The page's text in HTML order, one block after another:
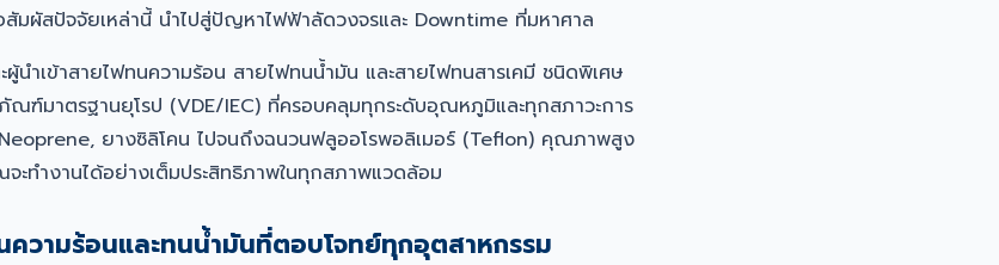
มผัสปัจจัยเหล่านี้ นำไปสู่ปัญหาไฟฟ้าลัดวงจรและ Downtime ที่มหาศาล
นำเข้าสายไฟทนความร้อน สายไฟทนน้ำมัน และสายไฟทนสารเคมี ชนิดพิเศษ
ณฑ์มาตรฐานยุโรป (VDE/IEC) ที่ครอบคลุมทุกระดับอุณหภูมิและทุกสภาวะการ
ยางซิลิโคน ไปจนถึงฉนวนฟลูออโรพอลิเมอร์ (Teflon) คุณภาพสูง
จะทำงานได้อย่างเต็มประสิทธิภาพในทุกสภาพแวดล้อม
นความร้อนและทนน้ำมันที่ตอบโจทย์ทุกอุตสาหกรรม